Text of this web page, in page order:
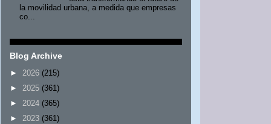
la movilidad urbana, a medida que empresas
co...
Blog Archive
► 2026 (215)
► 2025 (361)
► 2024 (365)
► 2023 (361)